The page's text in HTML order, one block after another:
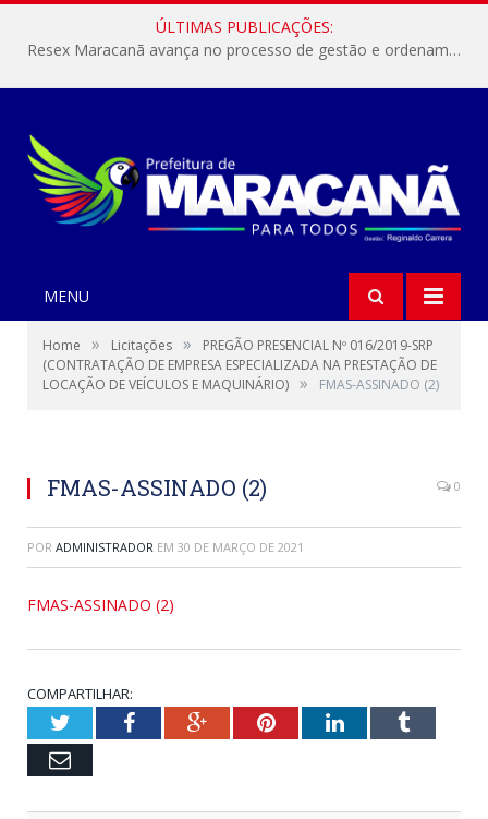
ÚLTIMAS PUBLICAÇÕES:
Resex Maracanã avança no processo de gestão e ordenamento do turismo em nossas áreas protegidas.
MENU
Home » Licitações »
PREGÃO PRESENCIAL Nº 016/2019-SRP
(CONTRATAÇÃO DE EMPRESA ESPECIALIZADA NA PRESTAÇÃO DE
LOCAÇÃO DE VEÍCULOS E MAQUINÁRIO) » FMAS-ASSINADO (2)
FMAS-ASSINADO (2) 0
POR ADMINISTRADOR EM 30 DE MARÇO DE 2021
FMAS-ASSINADO (2)
COMPARTILHAR:
TwitterFacebookGoogle+PinterestLinkedInTumblr
Email